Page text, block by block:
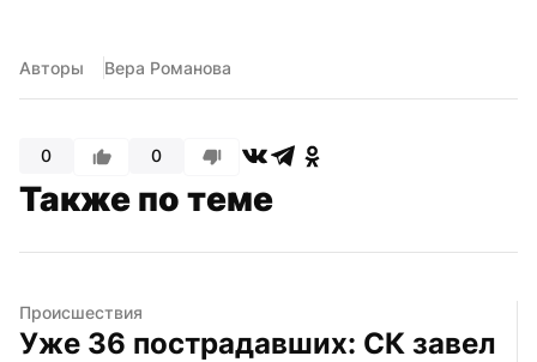
Авторы Вера Романова
0 0
Также по теме
Происшествия
Уже 36 пострадавших: СК завел